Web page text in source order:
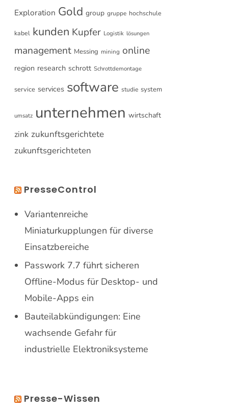
Exploration Gold group gruppe hochschule
kabel kunden Kupfer Logistik lösungen
management Messing mining online
region research schrott Schrottdemontage
service services software studie system
umsatz unternehmen wirtschaft
zink zukunftsgerichtete
zukunftsgerichteten
PresseControl
Variantenreiche
Miniaturkupplungen für diverse
Einsatzbereiche
Passwork 7.7 führt sicheren
Offline-Modus für Desktop- und
Mobile-Apps ein
Bauteilabkündigungen: Eine
wachsende Gefahr für
industrielle Elektroniksysteme
Presse-Wissen